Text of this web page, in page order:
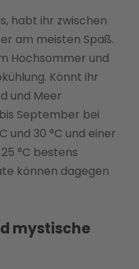
habt ihr zwischen
am meisten Spaß.
Hochsommer und
Könnt ihr
und Meer
September bei
und 30 °C und einer
°C bestens
können dagegen
mystische